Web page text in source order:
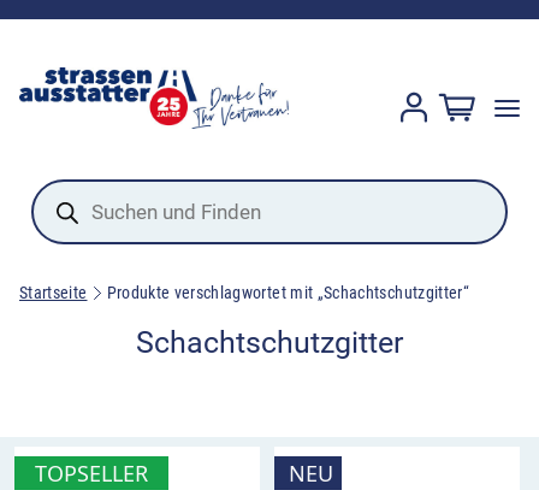
Products
search
Startseite Produkte verschlagwortet mit „Schachtschutzgitter“
Schachtschutzgitter
TOPSELLER NEU